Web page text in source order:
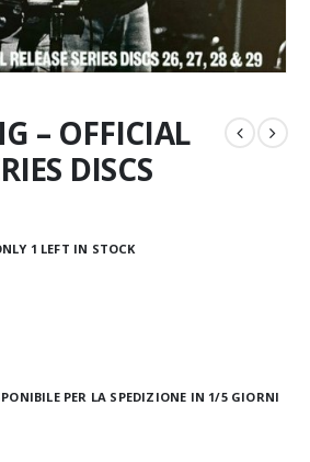
– OFFICIAL
DISCS
1 LEFT IN STOCK
PER LA SPEDIZIONE IN 1/5 GIORNI